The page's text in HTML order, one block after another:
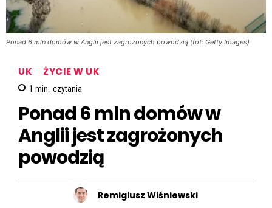
Ponad 6 mln domów w Anglii jest zagrożonych powodzią (fot: Getty Images)
UK ŻYCIE W UK
1 min. czytania
Ponad 6 mln domów w
Anglii jest zagrożonych
powodzią
Remigiusz Wiśniewski